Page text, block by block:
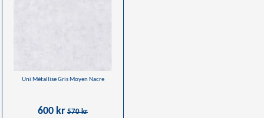
Uni Métallise Gris Moyen Nacre
600 kr 570 kr